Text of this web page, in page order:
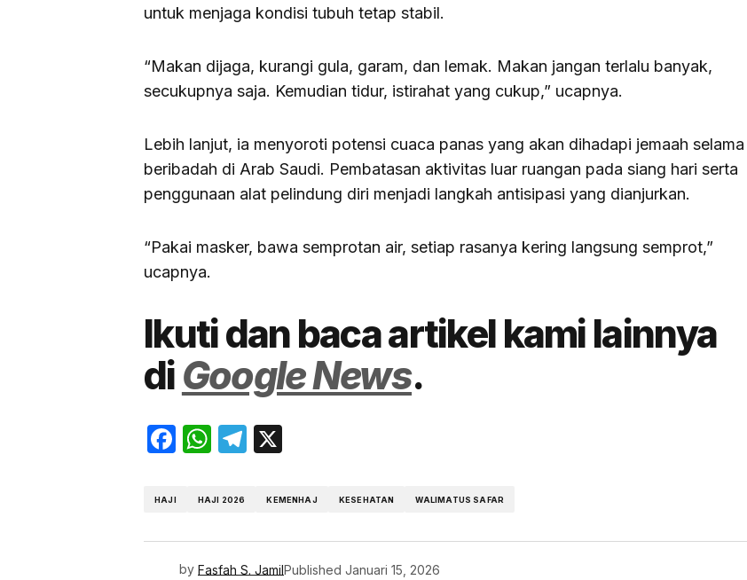
untuk menjaga kondisi tubuh tetap stabil.
“Makan dijaga, kurangi gula, garam, dan lemak. Makan jangan terlalu banyak,
secukupnya saja. Kemudian tidur, istirahat yang cukup,” ucapnya.
Lebih lanjut, ia menyoroti potensi cuaca panas yang akan dihadapi jemaah selama
beribadah di Arab Saudi. Pembatasan aktivitas luar ruangan pada siang hari serta
penggunaan alat pelindung diri menjadi langkah antisipasi yang dianjurkan.
“Pakai masker, bawa semprotan air, setiap rasanya kering langsung semprot,”
ucapnya.
Ikuti dan baca artikel kami lainnya
diGoogle News.
Facebook
WhatsApp
Telegram
HAJI HAJI 2026 KEMENHAJ KESEHATAN WALIMATUS SAFAR
by Fasfah S. JamilPublished Januari 15, 2026